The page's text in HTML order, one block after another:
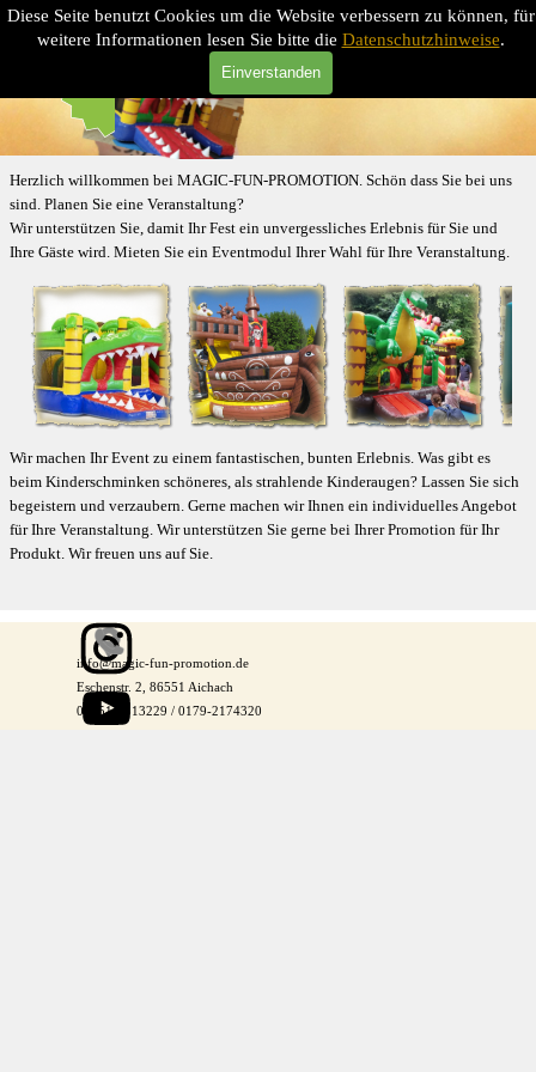
Diese Seite benutzt Cookies um die Website verbessern zu können, für
weitere Informationen lesen Sie bitte die Datenschutzhinweise.
Einverstanden
Direkt zum Seiteninhalt
Menü überspringen
MAGIC-FUN-PROMOTION
Herzlich willkommen bei MAGIC-FUN-PROMOTION. Schön dass Sie bei uns
sind. Planen Sie eine Veranstaltung?
Wir unterstützen Sie, damit Ihr Fest ein unvergessliches Erlebnis fürSie und
Ihre Gäste wird. Mieten Sie ein Eventmodul Ihrer Wahl für Ihre Veranstaltung.
Wir machen Ihr Event zu einem fantastischen, bunten Erlebnis. Was gibt es
beim Kinderschminken schöneres, als strahlende Kinderaugen? Lassen Sie sich
begeistern und verzaubern. Gerne machen wir Ihnen ein individuelles Angebot
für Ihre Veranstaltung. Wir unterstützen Sie gerne bei Ihrer Promotion für Ihr
Produkt. Wir freuen uns auf Sie.
info@magic-fun-promotion.de
Eschenstr. 2, 86551 Aichach
08251-9313229 / 0179-2174320